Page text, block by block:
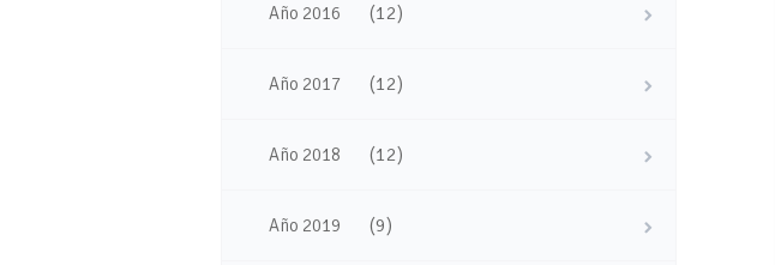
Año 2016 (12)
Año 2017 (12)
Año 2018 (12)
Año 2019 (9)